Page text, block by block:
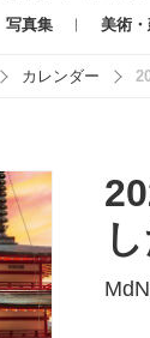
写真集 美術
カレンダー